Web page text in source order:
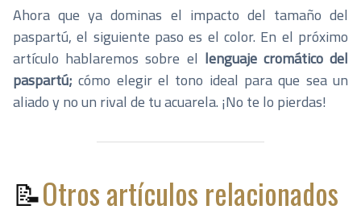
Ahora que ya dominas el impacto del tamaño del
paspartú, el siguiente paso es el color. En el próximo
artículo hablaremos sobre el lenguaje cromático del
paspartú;cómo elegir el tono ideal para que sea un
aliado y no un rival de tu acuarela. ¡No te lo pierdas!
📝Otros artículos relacionados